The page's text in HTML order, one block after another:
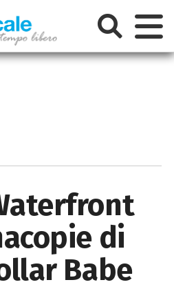
di
Babe